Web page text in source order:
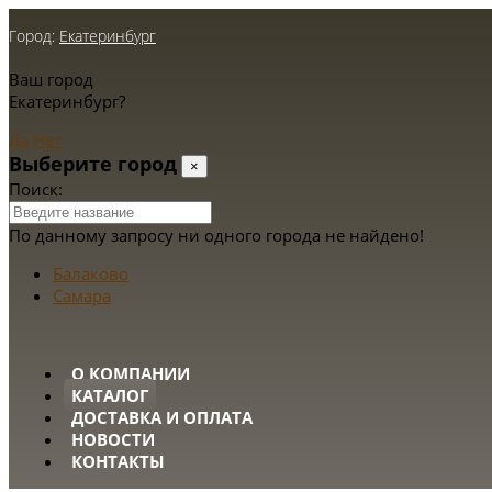
Город: Екатеринбург
Ваш город
Екатеринбург?
Да Нет
Выберите город ×
Поиск:
По данному запросу ни одного города не найдено!
Балаково
Самара
О КОМПАНИИ
КАТАЛОГ
ДОСТАВКА И ОПЛАТА
НОВОСТИ
КОНТАКТЫ